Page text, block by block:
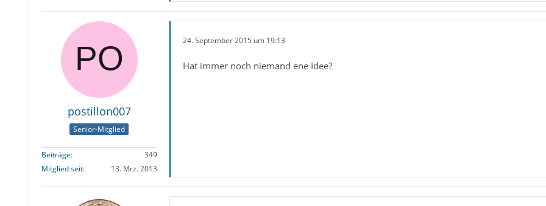
postillon007
Senior-Mitglied
Beiträge
349
Mitglied seit
13. Mrz. 2013
24. September 2015 um 19:13
Hat immer noch niemand ene Idee?